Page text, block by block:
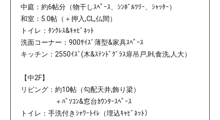
中庭：約6帖分（物干しｽﾍﾟｰｽ、ｼﾝﾎﾞﾙﾂﾘｰ、ｼｬｯﾀｰ）
和室：5.0帖（＋押入,CL,仏間）
トイレ：ﾀﾝｸﾚｽ&ｷｬﾋﾞﾈｯﾄ
洗面コーナー：900ｻｲｽﾞ薄型&家具ｽﾍﾟｰｽ
キッチン：2550ｲｽﾞ(木&ｽﾃﾝﾄﾞｸﾞﾗｽ扉吊戸,IH,食洗,人大）
【中2F】
リビング：約10帖（勾配天井,飾り梁）
＋ﾊﾟｿｺﾝ&窓台ｶｳﾝﾀｰｽﾍﾟｰｽ
トイレ：手洗付きｼｬﾜｰﾄｲﾚ（埋込ｷｬﾋﾞﾈｯﾄ）